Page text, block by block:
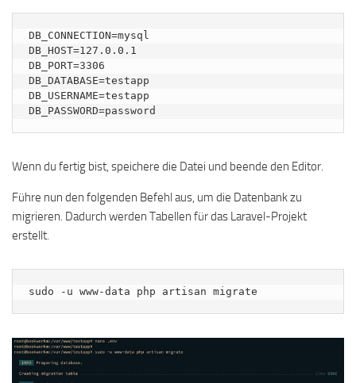
DB_CONNECTION=mysql
DB_HOST=127.0.0.1
DB_PORT=3306
DB_DATABASE=testapp
DB_USERNAME=testapp
DB_PASSWORD=password
Wenn du fertig bist, speichere die Datei und beende den Editor.
Führe nun den folgenden Befehl aus, um die Datenbank zu
migrieren. Dadurch werden Tabellen für das Laravel-Projekt
erstellt.
sudo -u www-data php artisan migrate